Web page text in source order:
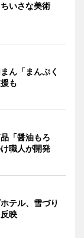
いさな美術
ん「まんぷく
も
「醤油もろ
職人が開発
テル、雪づり
映